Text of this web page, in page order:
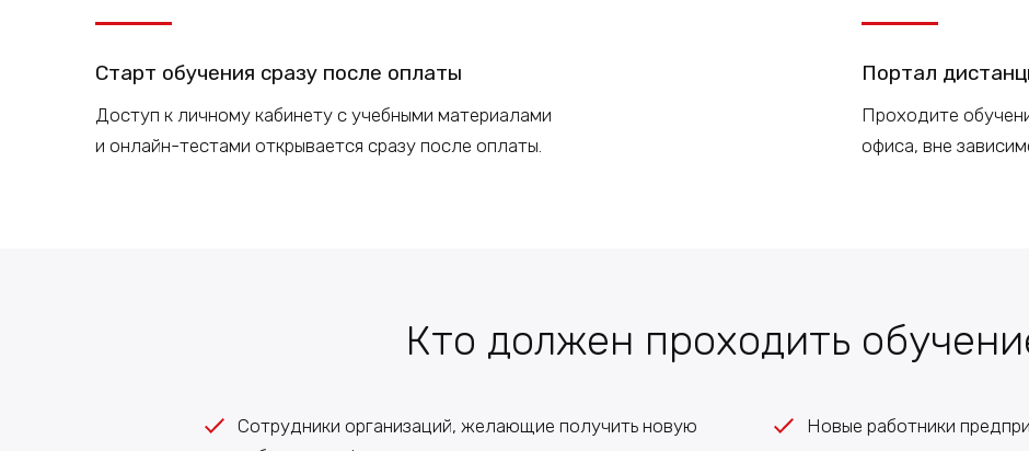
Старт обучения сразу после оплаты
Доступ к личному кабинету с учебными материалами
и онлайн-тестами открывается сразу после оплаты.
Портал
Проходите
офиса, вне
Кто должен проходить
Сотрудники организаций, желающие получить новую
Новые работники